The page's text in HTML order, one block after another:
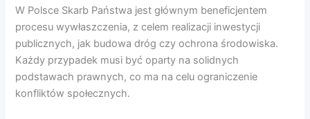
W Polsce Skarb Państwa jest głównym beneficjentem
procesu wywłaszczenia, z celem realizacji inwestycji
publicznych, jak budowa dróg czy ochrona środowiska.
Każdy przypadek musi być oparty na solidnych
podstawach prawnych, co ma na celu ograniczenie
konfliktów społecznych.